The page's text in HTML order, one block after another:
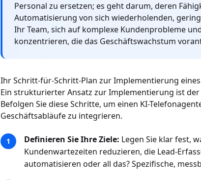
Personal zu ersetzen; es geht darum, deren
Automatisierung von sich wiederholenden,
Ihr Team, sich auf komplexe Kundenprobleme
konzentrieren, die das Geschäftswachstum
Ihr Schritt-für-Schritt-Plan zur Implementierung
Ein strukturierter Ansatz zur Implementierung ist
Befolgen Sie diese Schritte, um einen KI-
Geschäftsabläufe zu integrieren.
Definieren Sie Ihre Ziele: Legen Sie klar fest,
Kundenwartezeiten reduzieren, die Lead-
automatisieren oder all das? Spezifische,